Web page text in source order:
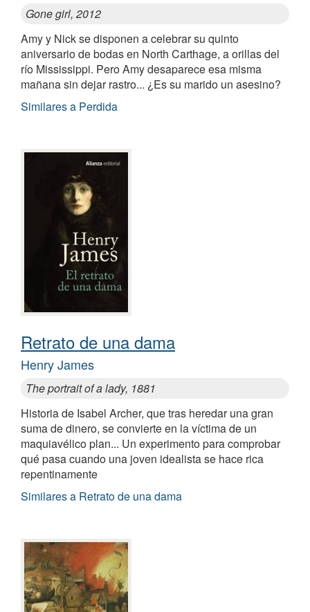
Gone girl, 2012
Amy y Nick se disponen a celebrar su quinto
aniversario de bodas en North Carthage, a orillas del
río Mississippi. Pero Amy desaparece esa misma
mañana sin dejar rastro... ¿Es su marido un asesino?
Similares a Perdida
Retrato de una dama
Henry James
The portrait of a lady, 1881
Historia de Isabel Archer, que tras heredar una gran
suma de dinero, se convierte en la víctima de un
maquiavélico plan... Un experimento para comprobar
qué pasa cuando una joven idealista se hace rica
repentinamente
Similares a Retrato de una dama